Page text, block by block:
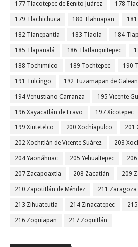
177 Tlacotepec de Benito Juárez 178
179 Tlachichuca 180 Tlahuapan
182 Tlanepantla 183 Tlaola 184
185 Tlapanalá 186 Tlatlauquitepec
188 Tochimilco 189 Tochtepec 190
191 Tulcingo 192 Tuzamapan de
194 Venustiano Carranza 195 Vicente
196 Xayacatlán de Bravo 197 Xicotepec
199 Xiutetelco 200 Xochiapulco 201
202 Xochitlán de Vicente Suárez 203
204 Yaonáhuac 205 Yehualtepec
207 Zacapoaxtla 208 Zacatlán 209
210 Zapotitlán de Méndez 211 Zaragoza
213 Zihuateutla 214 Zinacatepec
216 Zoquiapan 217 Zoquitlán